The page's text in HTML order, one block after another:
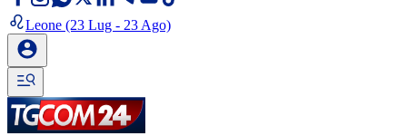
Leone (23 Lug - 23 Ago)